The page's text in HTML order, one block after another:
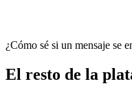
¿Cómo sé si un mensaje se
El resto de la